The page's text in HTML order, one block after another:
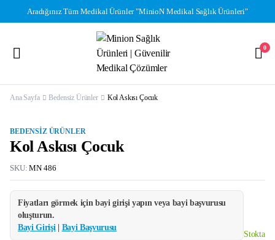
Aradığınız Tüm Medikal Ürünler "MinioN Medikal Sağlık Ürünleri"
0
Ana Sayfa Bedensiz Ürünler Kol Askısı Çocuk
BEDENSIZ ÜRÜNLER
Kol Askısı Çocuk
SKU: MN 486
Fiyatları görmek için bayi girişi yapın veya bayi başvurusu
oluşturun.
Bayi Girişi
Bayi Başvurusu
Stokta